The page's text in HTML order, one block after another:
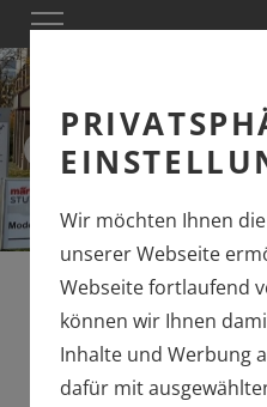
Wir möchten Ihnen
unserer Webseite
Webseite fortlaufend
können wir Ihnen
Inhalte und Werbung
dafür mit